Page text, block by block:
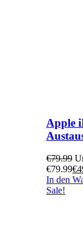
Apple
€79.99
€79.99€
In den
Sale!